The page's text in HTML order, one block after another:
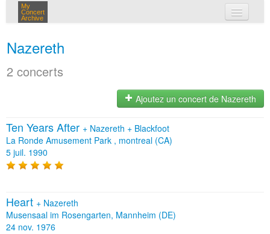
My
Concert
Archive
Nazereth
2 concerts
Ajoutez un concert de Nazereth
Ten Years After + Nazereth + Blackfoot
La Ronde Amusement Park , montreal (CA)
5 juil. 1990
Heart + Nazereth
Musensaal im Rosengarten, Mannheim (DE)
24 nov. 1976